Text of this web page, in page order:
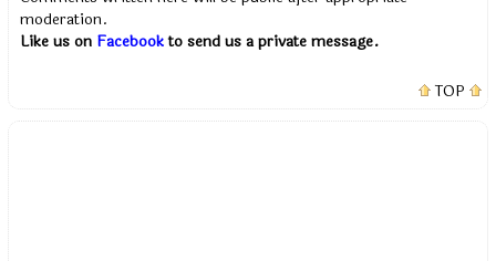
moderation.
Like us on Facebookto send us a private message.
TOP